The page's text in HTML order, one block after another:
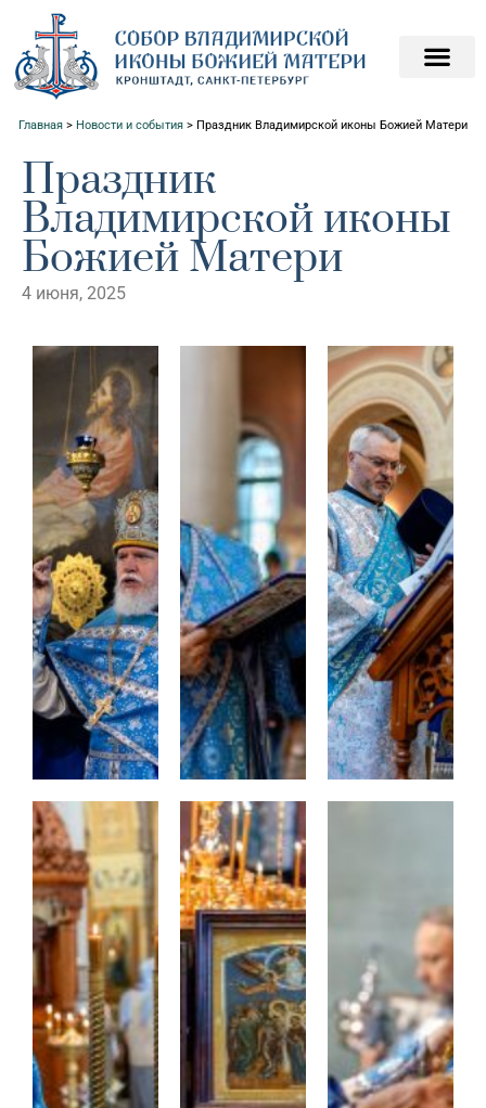
Главная > Новости и события > Праздник Владимирской иконы Божией Матери
Праздник
Владимирской иконы
Божией Матери
4 июня, 2025